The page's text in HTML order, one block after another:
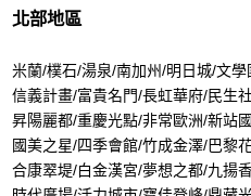
北部地區
米蘭/樸石/湯泉/南加州/明日城/文
信義計畫/富貴名門/長虹華府/民生
昇陽麗都/重慶光點/非常歐洲/新站
國美之星/四季會館/竹成金澤/巴黎
合康翠堤/白金漢宮/夢想之都/九揚